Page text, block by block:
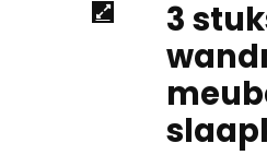
3